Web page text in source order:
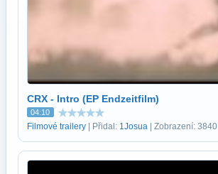
CRX - Intro (EP Endzeitfilm)
04:10
Filmové trailery | Přidal: 1Josua | Zobrazení: 3840